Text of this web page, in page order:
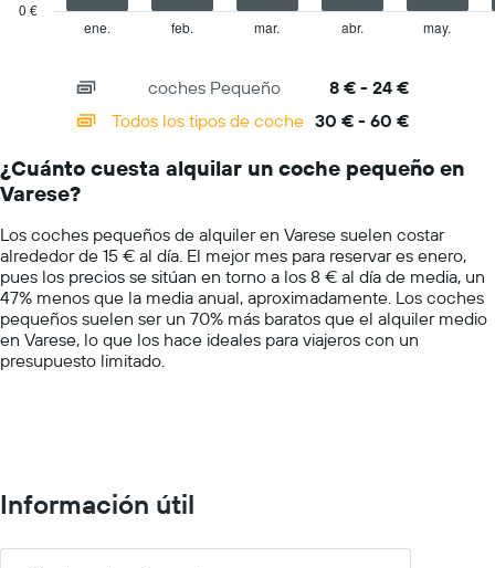
el
alquiler
coche
para
un
día
has
categories.
categories.
The
has
1
Y
axis
displaying
values.
Range:
ene. feb. mar. abr. may.
0 €
coches Pequeño
8 € - 24 €
Todos los tipos de coche 30 € - 60 €
¿Cuánto cuesta alquilar un coche pequeño en
Varese?
Los coches pequeños de alquiler en Varese suelen costar
alrededor de 15 € al día. El mejor mes para reservar es enero,
pues los precios se sitúan en torno a los 8 € al día de media, un
47% menos que la media anual, aproximadamente. Los coches
pequeños suelen ser un 70% más baratos que el alquiler medio
en Varese, lo que los hace ideales para viajeros con un
presupuesto limitado.
Información útil